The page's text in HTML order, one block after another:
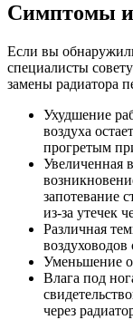
Симптомы и
Если вы
специалисты
замены радиатора
Ухудшение
воздуха
прогретым
Увеличенная
запотевание
из-за утечек
Различная
Уменьшение
Влага под
через